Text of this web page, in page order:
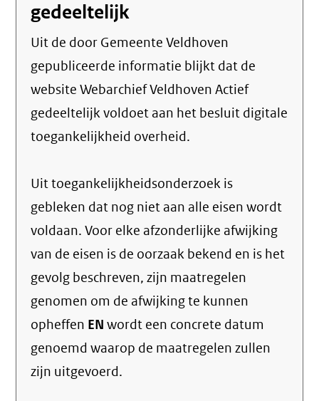
gedeeltelijk
Uit de door Gemeente Veldhoven
gepubliceerde informatie blijkt dat de
website Webarchief Veldhoven Actief
gedeeltelijk voldoet aan het besluit digitale
toegankelijkheid overheid.
Uit toegankelijkheidsonderzoek is
gebleken dat nog niet aan alle eisen wordt
voldaan. Voor elke afzonderlijke afwijking
van de eisen is de oorzaak bekend en is het
gevolg beschreven, zijn maatregelen
genomen om de afwijking te kunnen
opheffen EN wordt een concrete datum
genoemd waarop de maatregelen zullen
zijn uitgevoerd.